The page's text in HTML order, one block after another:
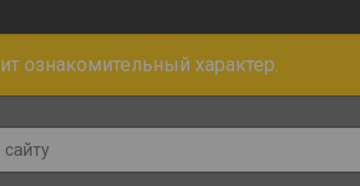
ознакомительный характер.